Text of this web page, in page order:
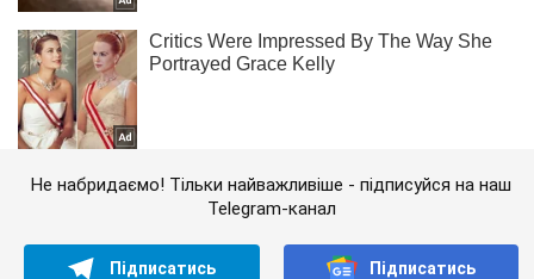
Не набридаємо! Тільки найважливіше - підписуйся на наш
Telegram-канал
Підписатись Підписатись